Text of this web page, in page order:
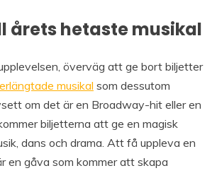
årets hetaste musikal
överväg att ge bort biljetter
musikal som dessutom
om det är en Broadway-hit eller en
biljetterna att ge en magisk
dans och drama. Att få uppleva en
en gåva som kommer att skapa